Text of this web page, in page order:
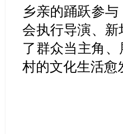
乡亲的踊跃参与
会执行导演、新
了群众当主角
村的文化生活愈